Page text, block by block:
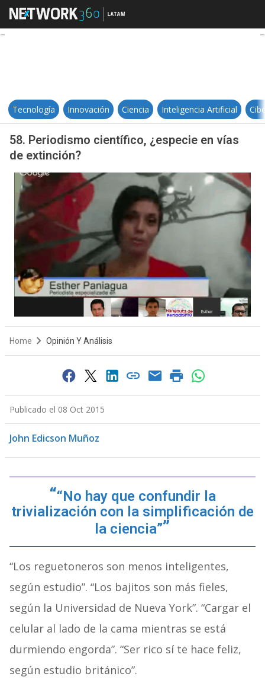
58. Periodismo científico,
Tecnología Innovación Ciencia Inteligencia Artificial
58. Periodismo científico, ¿especie en vías
de extinción?
Home Opinión Y Análisis
Publicado el 08 Oct 2015
John Edicson Muñoz
“No hay que confundir la
trivialización con la simplificación de
la ciencia”
“Los reguetoneros son menos inteligentes,
según estudio”. “Los bajitos son más fieles,
según la Universidad de Nueva York”. “Cargar el
celular al lado de la cama mientras se está
durmiendo engorda”. “Ser rico sí te hace feliz,
según estudio británico”.